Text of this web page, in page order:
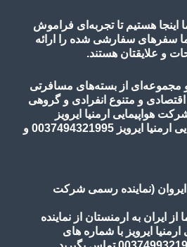
اینجا هستیم تا تجربه‌ای فراموش
سفرهای سفارشی شده را ارائه
و علایقتان هستند.
مجموعه‌ای از بسته‌های مسافرتی
اقتصادی و متنوع انفرادی و گروهی
هواپیمایی ارمنیا ایرویز
ایروان (نماینده رسمی شرکت